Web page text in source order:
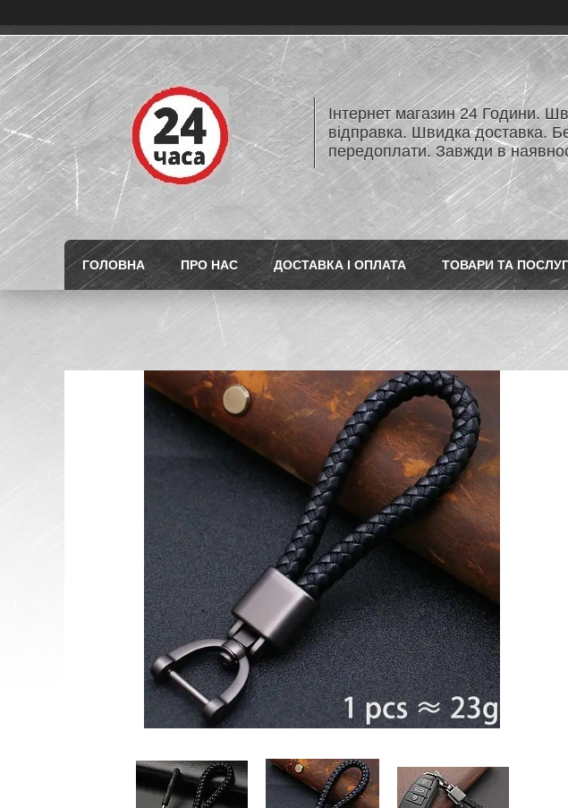
Інтернет магазин 24 Години.
відправка. Швидка доставка.
передоплати. Завжди в
ГОЛОВНА ПРО НАС ДОСТАВКА І ОПЛАТА ТОВАРИ ТА